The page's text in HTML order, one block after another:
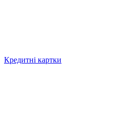
Кредитні картки